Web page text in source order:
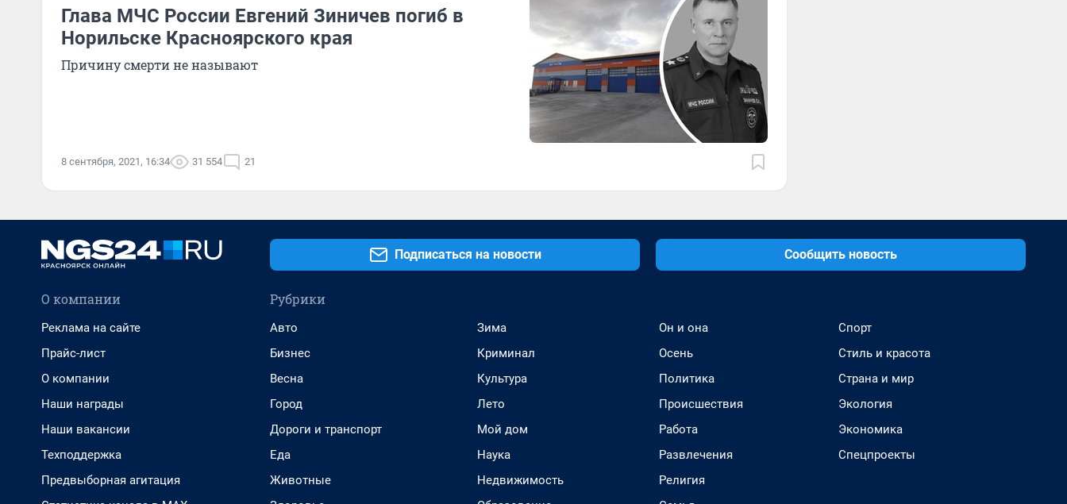
Глава МЧС России Евгений Зиничев погиб в
Норильске Красноярского края
Причину смерти не называют
8 сентября, 2021, 16:34 31 554 21
Подписаться на новости Сообщить новость
О компании
Реклама на сайте
Прайс-лист
О компании
Наши награды
Наши вакансии
Техподдержка
Предвыборная агитация
Рубрики
Авто
Бизнес
Весна
Город
Дороги и транспорт
Еда
Животные
Зима
Криминал
Культура
Лето
Мой дом
Наука
Недвижимость
Он и она
Осень
Политика
Происшествия
Работа
Развлечения
Религия
Спорт
Стиль и красота
Страна и мир
Экология
Экономика
Спецпроекты